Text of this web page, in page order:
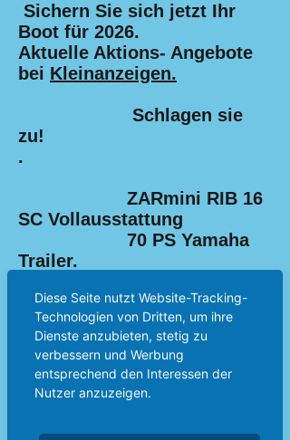
Sichern Sie sich jetzt Ihr
Boot für 2026.
Aktuelle Aktions- Angebote
bei Kleinanzeigen.
Schlagen sie
zu!
.
ZARmini RIB 16
SC Vollausstattung
70 PS Yamaha
Trailer.
auf Bestellung.
ZARmini RIB 15
DL in blau Gehobene
Ausstattung 60
PS Parsun, Trailer
Nur 23900.-
Diese Seite nutzt Website-Tracking-
Technologien von Dritten, um ihre
Dienste anzubieten, stetig zu
verbessern und Werbung
entsprechend den Interessen der
Nutzer anzuzeigen.